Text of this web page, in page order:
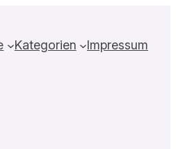
Kategorien Impressum